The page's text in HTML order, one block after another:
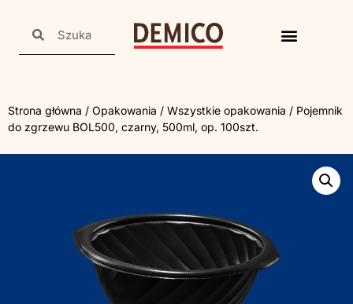
Strona główna / Opakowania / Wszystkie opakowania / Pojemnik
do zgrzewu BOL500, czarny, 500ml, op. 100szt.